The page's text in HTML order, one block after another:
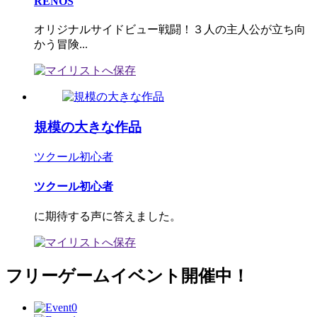
オリジナルサイドビュー戦闘！３人の主人公が立ち向
かう冒険...
規模の大きな作品
ツクール初心者
ツクール初心者
に期待する声に答えました。
フリーゲームイベント開催中！